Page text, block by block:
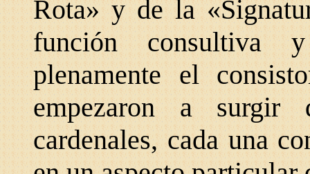
Rota» y de la
función consultiva
plenamente el
empezaron a surgir
cardenales, cada una